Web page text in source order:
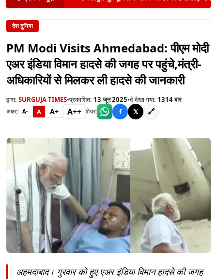
देश दुनिया
PM Modi Visits Ahmedabad: पीएम मोदी
एअर इंडिया विमान हादसे की जगह पर पहुंचे,मंत्री-
अधिकारियों से मिलकर ली हादसे की जानकारी
द्वारा: SURGUJA TIMES•प्रकाशित: 13 जून 2025•दे देखा गया: 1314बार
अक्षर: A- A A+ A++ शेयर: f 𝕏 🔗
अहमदाबाद। गुरवार को हुए एअर इंडिया विमान हादसे की जगह